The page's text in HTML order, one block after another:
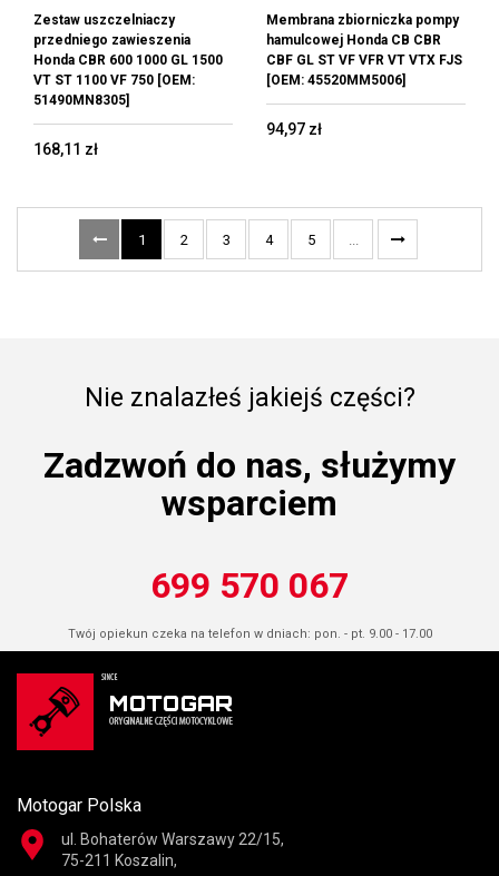
Zestaw uszczelniaczy
przedniego zawieszenia
Honda CBR 600 1000 GL 1500
VT ST 1100 VF 750 [OEM:
51490MN8305]
168,11 zł
Membrana zbiorniczka pompy
hamulcowej Honda CB CBR
CBF GL ST VF VFR VT VTX FJS
[OEM: 45520MM5006]
94,97 zł
1 2 3 4 5 ...
Nie znalazłeś jakiejś części?
Zadzwoń do nas, służymy
wsparciem
699 570 067
Twój opiekun czeka na telefon w dniach: pon. - pt. 9.00 - 17.00
Motogar Polska
ul. Bohaterów Warszawy 22/15,
75-211 Koszalin,